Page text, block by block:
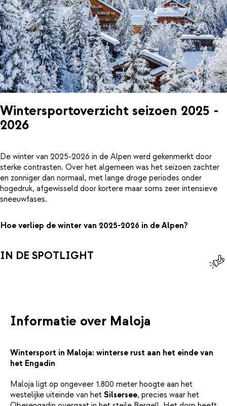
Wintersportoverzicht seizoen 2025 -
2026
De winter van 2025-2026 in de Alpen werd gekenmerkt door
sterke contrasten. Over het algemeen was het seizoen zachter
en zonniger dan normaal, met lange droge periodes onder
hogedruk, afgewisseld door kortere maar soms zeer intensieve
sneeuwfases.
Hoe verliep de winter van 2025-2026 in de Alpen?
IN DE SPOTLIGHT
Informatie over Maloja
Wintersport in Maloja: winterse rust aan het einde van
het Engadin
Maloja ligt op ongeveer 1.800 meter hoogte aan het
westelijke uiteinde van het Silsersee, precies waar het